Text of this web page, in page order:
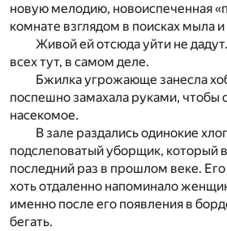
новую мелодию, новоиспеченная
комнате взглядом в поисках мыла
Живой ей отсюда уйти не
всех тут, в самом деле.
Бжилка угрожающе занесла
поспешно замахала руками, чтобы
насекомое.
В зале раздались одинокие
подслеповатый уборщик, который
последний раз в прошлом веке.
хоть отдаленно напоминало
именно после его появления в
бегать.